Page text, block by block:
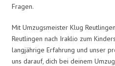
Fragen.
Mit Umzugsmeister Klug
Reutlingen nach Iraklio zum
langjährige Erfahrung und unser
uns darauf, dich bei deinem